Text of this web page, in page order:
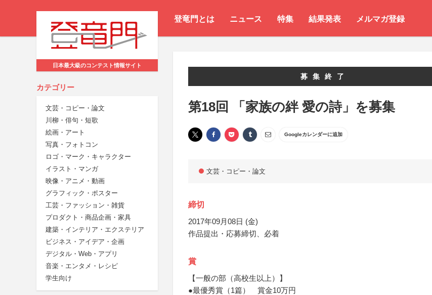
登竜門とは ニュース 特集 結果発表 メルマガ登録
日本最大級のコンテスト情報サイト
カテゴリー
文芸・コピー・論文
川柳・俳句・短歌
絵画・アート
写真・フォトコン
ロゴ・マーク・キャラクター
イラスト・マンガ
映像・アニメ・動画
グラフィック・ポスター
工芸・ファッション・雑貨
プロダクト・商品企画・家具
建築・インテリア・エクステリア
ビジネス・アイデア・企画
デジタル・Web・アプリ
音楽・エンタメ・レシピ
学生向け
募集終了
第18回 「家族の絆 愛の詩」を募集
Googleカレンダーに追加
文芸・コピー・論文
締切
2017年09月08日 (金)
作品提出・応募締切、必着
賞
【一般の部（高校生以上）】
●最優秀賞（1篇） 賞金10万円